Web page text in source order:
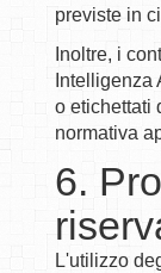
previste in
Inoltre, i
Intelligenza
o etichettati
normativa
6.
L'utilizzo